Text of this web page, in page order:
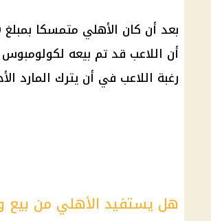
بعد أن كان الأهلي متمسكا بمبلغ 10 مليون
رغبة اللاعب في أن يترك المارد
هل يستفيد الأهلي من بيع